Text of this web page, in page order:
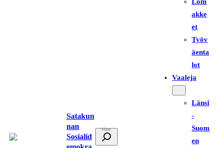
Satakun
nan
Sosialid
t
akke
et
Työv
äenta
lot
Vaaleja
Länsi
-
Suom
en